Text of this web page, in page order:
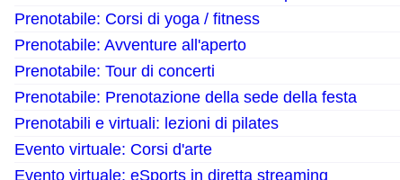
Prenotabile: Corsi di yoga / fitness
Prenotabile: Avventure all'aperto
Prenotabile: Tour di concerti
Prenotabile: Prenotazione della sede della festa
Prenotabili e virtuali: lezioni di pilates
Evento virtuale: Corsi d'arte
Evento virtuale: eSports in diretta streaming